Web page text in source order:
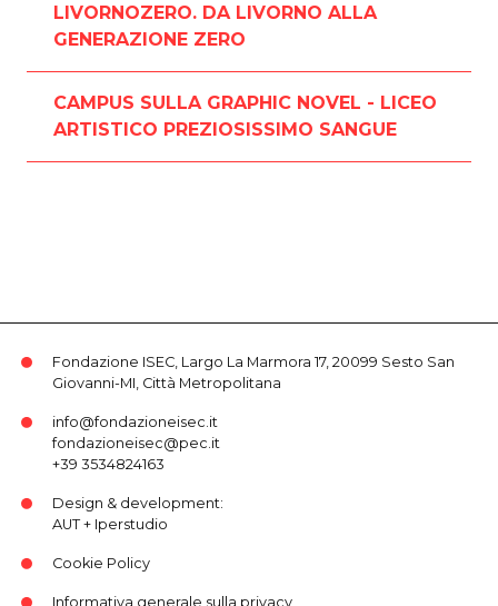
LIVORNOZERO. DA LIVORNO ALLA
GENERAZIONE ZERO
CAMPUS SULLA GRAPHIC NOVEL - LICEO
ARTISTICO PREZIOSISSIMO SANGUE
Fondazione ISEC, Largo La Marmora 17, 20099 Sesto San
Giovanni-MI, Città Metropolitana
info@fondazioneisec.it
fondazioneisec@pec.it
+39 3534824163
Design & development:
AUT+ Iperstudio
Cookie Policy
Informativa generale sulla privacy